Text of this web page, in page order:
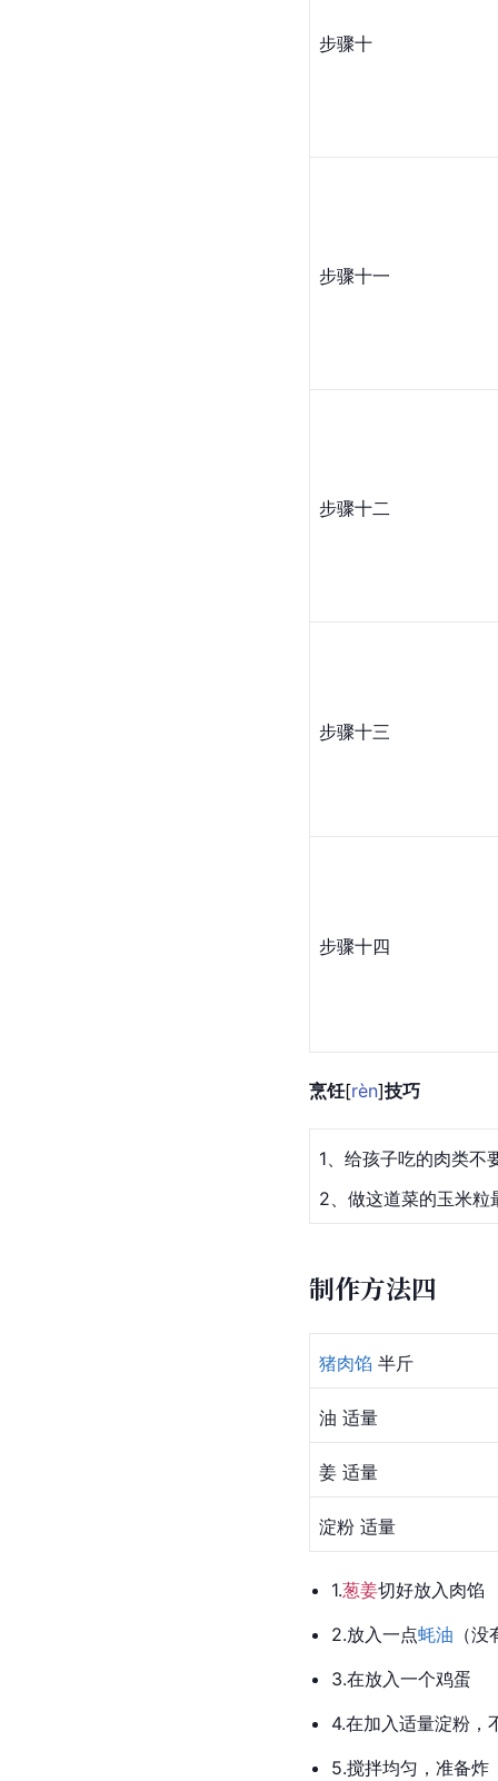
步骤十
步骤十一
步骤十二
步骤十三
步骤十四
烹饪[rèn]技巧
1、给孩子吃的肉类不
2、做这道菜的玉米粒
制作方法四
猪肉馅 半斤
油 适量
姜 适量
淀粉 适量
1.葱姜切好放入肉馅
2.放入一点蚝油 （
3.在放入一个鸡蛋
4.在加入适量淀粉，
5.搅拌均匀，准备炸